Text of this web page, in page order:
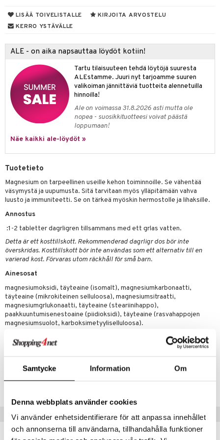
Samtycke Information Om
Denna webbplats använder cookies
Vi använder enhetsidentifierare för att anpassa innehållet
och annonserna till användarna, tillhandahålla funktioner
LISÄÄ TOIVELISTALLE
KIRJOITA ARVOSTELU
KERRO YSTÄVÄLLE
ALE - on aika napsauttaa löydöt kotiin!
Tartu tilaisuuteen tehdä löytöjä suuresta
ALEstamme. Juuri nyt tarjoamme suuren
valikoiman jännittäviä tuotteita alennetuilla
hinnoilla!
Ale on voimassa 31.8.2026 asti mutta ole
nopea - suosikkituotteesi voivat päästä
loppumaan!
Näe kaikki ale-löydöt »
Tuotetieto
Magnesium on tarpeellinen useille kehon toiminnoille. Se vähentää
väsymystä ja uupumusta. Sitä tarvitaan myös ylläpitämään vahva
luusto ja immuniteetti. Se on tärkeä myöskin hermostolle ja lihaksille.
Annostus
:1-2 tabletter dagrligren tillsammans med ett grlas vatten.
Detta är ett kosttillskott. Rekommenderad dagrligr dos bör inte
överskridas. Kosttillskott bör inte användas som ett alternativ till en
varierad kost. Förvaras utom räckhåll för små barn.
Ainesosat
magnesiumoksidi, täyteaine (isomalt), magnesiumkarbonaatti,
täyteaine (mikrokiteinen selluloosa), magnesiumsitraatti,
magnesiumgrlukonaatti, täyteaine (steariinihappo),
paakkuuntumisenestoaine (piidioksidi), täyteaine (rasvahappojen
magnesiumsuolot, karboksimetyyliselluloosa).
Sisällys 1 tabletti
magnesium250 mg
Tuotenumero
HEBT2-NH-90
Suositut tuotteet
kuorinta
& imetys
& PMS
käytettävät
intoleranssi
alentavat
rasvahapot
vahvistavat
helpottava
nenä & kurkku
K
energiaa
& vastauksia